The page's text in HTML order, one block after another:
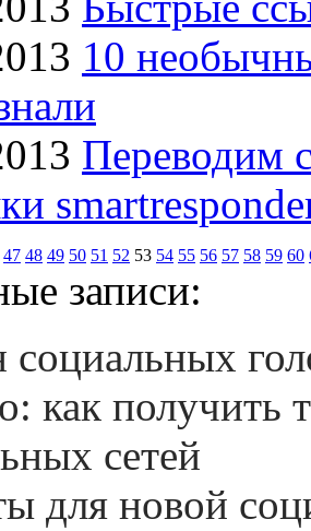
10
Переводим
47 48 49 50 51 52 53 54 55 56 57 58 59 60
записи:
социальных
как получить
сетей
для новой